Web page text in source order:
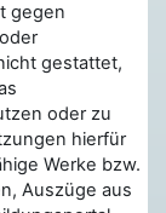
gegen
gestattet,
oder zu
hierfür
Werke bzw.
Auszüge aus